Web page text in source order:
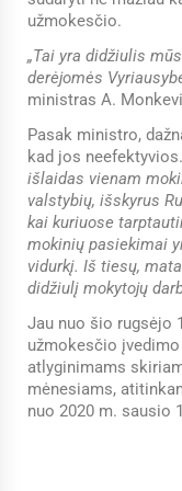
užmokesčio.
„Tai yra didžiulis
derėjomės
ministras A.
Pasak ministro,
kad jos neefektyvios.
išlaidas vienam
valstybių, išskyrus
kai kuriuose
mokinių pasiekimai
vidurkį. Iš tiesų,
didžiulį mokytojų
Jau nuo šio rugsėjo
užmokesčio
atlyginimams
mėnesiams,
nuo 2020 m. sausio